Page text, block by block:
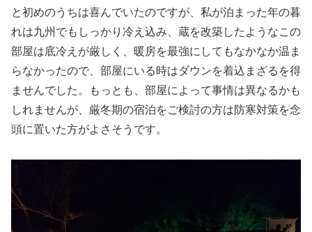
と初めのうちは喜んでいたのですが、私が泊まった年の暮
れは九州でもしっかり冷え込み、蔵を改築したようなこの
部屋は底冷えが厳しく、暖房を最強にしてもなかなか温ま
らなかったので、部屋にいる時はダウンを着込まざるを得
ませんでした。もっとも、部屋によって事情は異なるかも
しれませんが、厳冬期の宿泊をご検討の方は防寒対策を念
頭に置いた方がよさそうです。